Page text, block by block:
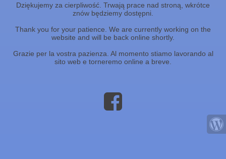
Dziękujemy za cierpliwość. Trwają prace nad stroną, wkrótce
znów będziemy dostępni.
Thank you for your patience. We are currently working on the
website and will be back online shortly.
Grazie per la vostra pazienza. Al momento stiamo lavorando al
sito web e torneremo online a breve.